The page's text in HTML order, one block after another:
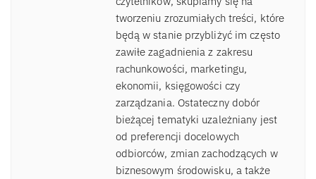
tworzeniu zrozumiałych treści, które
będą w stanie przybliżyć im często
zawiłe zagadnienia z zakresu
rachunkowości, marketingu,
ekonomii, księgowości czy
zarządzania. Ostateczny dobór
bieżącej tematyki uzależniany jest
od preferencji docelowych
odbiorców, zmian zachodzących w
biznesowym środowisku, a także